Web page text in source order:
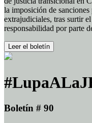
la imposición de
extrajudiciales, tras surtir
responsabilidad por parte
Leer el boletín
Boletín # 90